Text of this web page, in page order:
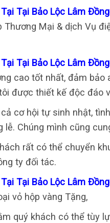
Tại Bảo Lộc Lâm Đồng
Thương Mại & dịch Vụ
Tại Bảo Lộc Lâm Đồng
cao tốt nhất, đảm
được thiết kế độc đáo
cơ hội tự sinh nhật,
lễ. Chúng mình cũng
rất có thể chuyển
ty đối tác.
Tại Bảo Lộc Lâm Đồng
vỏ hộp vàng Tặng,
quý khách có thể tùy